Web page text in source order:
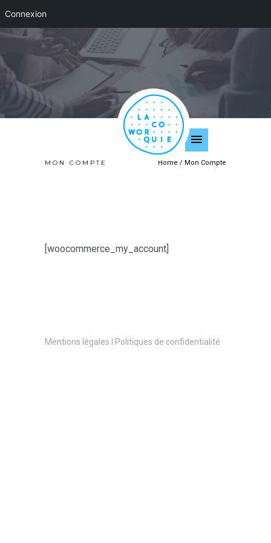
MON COMPTE Home / Mon Compte
[woocommerce_my_account]
Mentions légales l Politiques de confidentialité
Connexion